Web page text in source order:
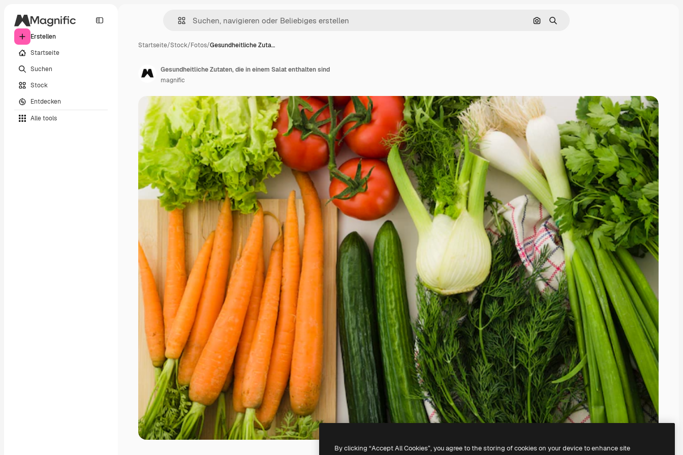
Erstellen
Startseite
Suchen
Stock
Entdecken
Alle tools
Nach Bild suchen
Suchen
Startseite/Stock/Fotos/Gesundheitliche Zuta…
Gesundheitliche Zutaten, die in einem Salat enthalten sind
magnific
By clicking “Accept All Cookies”, you agree to the storing of cookies on your device to enhance site